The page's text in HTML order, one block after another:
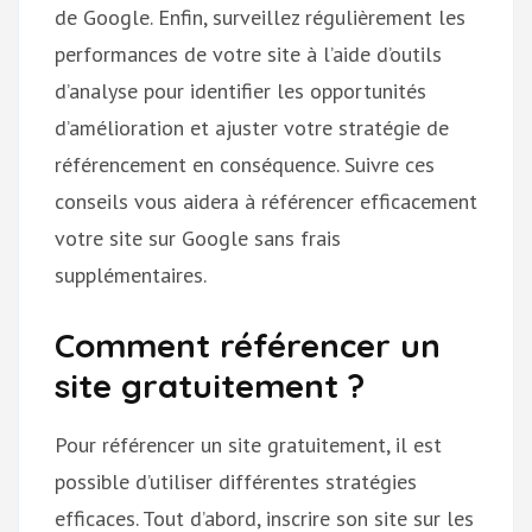
de Google. Enfin, surveillez régulièrement les
performances de votre site à l’aide d’outils
d’analyse pour identifier les opportunités
d’amélioration et ajuster votre stratégie de
référencement en conséquence. Suivre ces
conseils vous aidera à référencer efficacement
votre site sur Google sans frais
supplémentaires.
Comment référencer un
site gratuitement ?
Pour référencer un site gratuitement, il est
possible d’utiliser différentes stratégies
efficaces. Tout d’abord, inscrire son site sur les